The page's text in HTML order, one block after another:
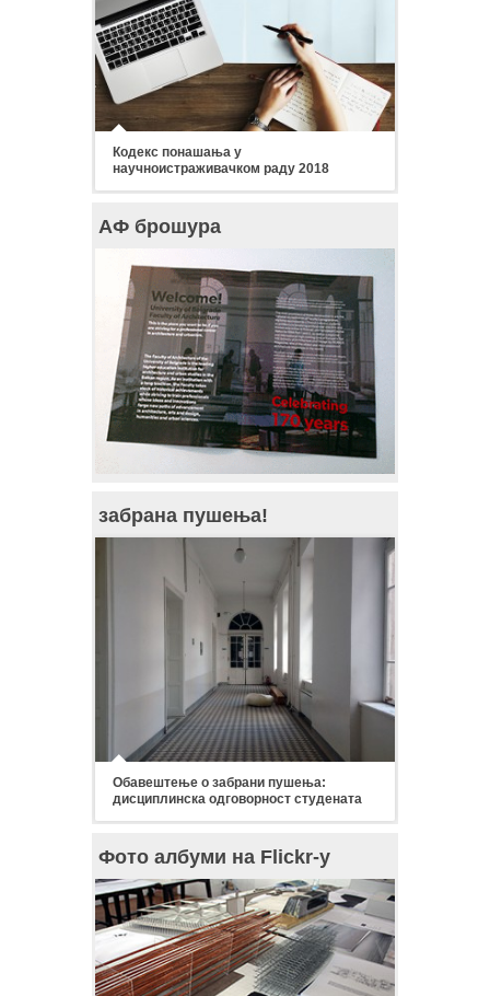
Кодекс понашања у
научноистраживачком раду 2018
АФ брошура
забрана пушења!
Обавештење о забрани пушења:
дисциплинска одговорност студената
Фото албуми на Flickr-у